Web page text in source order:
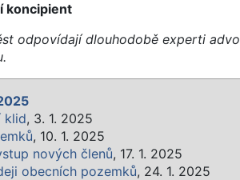
koncipient
odpovídají dlouhodobě experti
klid, 3. 1. 2025
, 10. 1. 2025
nových členů, 17. 1. 2025
obecních pozemků, 24. 1. 2025